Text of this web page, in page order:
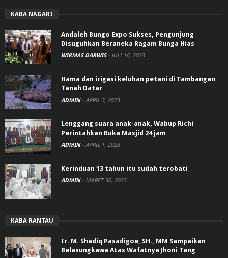
KABA NAGARI
Andaleh Bungo Expo Sukses, Pengunjung
Disuguhkan Beraneka Ragam Bunga Hias
WIRMAS DARWIS - JULI 16, 2023
Hama dan irigasi keluhan petani di Tambangan
Tanah Datar
ADMIN - APRIL 3, 2023
Lenggang suara anak-anak, Wabup Richi
Perintahkan Buka Masjid 24 jam
ADMIN - APRIL 1, 2023
Kerinduan 13 tahun itu sudah terobati
ADMIN - MARET 30, 2023
KABA RANTAU
Ir. M. Shadiq Pasadigoe, SH., MM Sampaikan
Belasungkawa Atas Wafatnya Jhoni Tang